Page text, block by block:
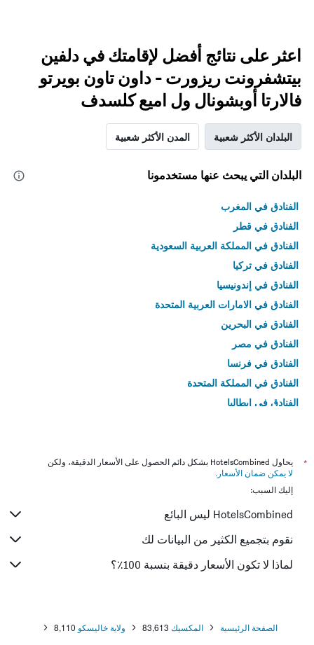
اعثر على نتائج أفضل لإقامتك في دلفين
بيتشفرونت ريزورت - داون تاون بويرتو
فالارتا أوبشونال ول اميع كلسدف
البلدان الأكثر شعبية المدن الأكثر شعبية
البلدان التي يبحث عنها مستخدمونا
الفنادق في المغرب
الفنادق في قطر
الفنادق في المملكة العربية السعودية
الفنادق في تركيا
الفنادق في إندونيسيا
الفنادق في الامارات العربية المتحدة
الفنادق في البحرين
الفنادق في مصر
الفنادق في فرنسا
الفنادق في المملكة المتحدة
الفنادق في إيطاليا
*
يحاول HotelsCombined بشكل دائم الحصول على الأسعار الدقيقة، ولكن
لا يمكن ضمان الأسعار .
إليك السبب:
HotelsCombined ليس البائع
نقوم بتجميع الكثير من البيانات لك
لماذا لا تكون الأسعار دقيقة بنسبة 100٪؟
الصفحة الرئيسية المكسيك 83,613 ولاية خاليسكو 8,110